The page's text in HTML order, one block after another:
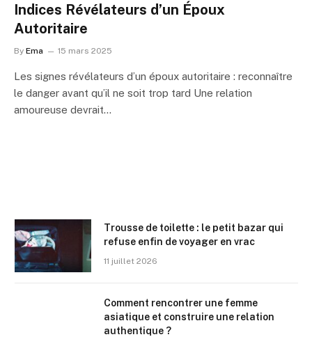
Indices Révélateurs d’un Époux
Autoritaire
By Ema 15 mars 2025
Les signes révélateurs d’un époux autoritaire : reconnaître
le danger avant qu’il ne soit trop tard Une relation
amoureuse devrait…
Trousse de toilette : le petit bazar qui
refuse enfin de voyager en vrac
11 juillet 2026
Comment rencontrer une femme
asiatique et construire une relation
authentique ?